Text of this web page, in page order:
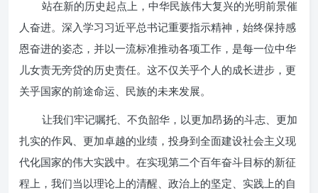
站在新的历史起点上，中华民族伟大复兴的光明前景催
人奋进。深入学习习近平总书记重要指示精神，始终保持感
恩奋进的姿态，并以一流标准推动各项工作，是每一位中华
儿女责无旁贷的历史责任。这不仅关乎个人的成长进步，更
关乎国家的前途命运、民族的未来发展。
让我们牢记嘱托、不负韶华，以更加昂扬的斗志、更加
扎实的作风、更加卓越的业绩，投身到全面建设社会主义现
代化国家的伟大实践中。在实现第二个百年奋斗目标的新征
程上，我们当以理论上的清醒、政治上的坚定、实践上的自